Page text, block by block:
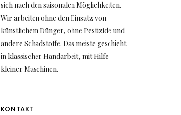
sich nach den saisonalen Möglichkeiten.
Wir arbeiten ohne den Einsatz von
künstlichem Dünger, ohne Pestizide und
andere Schadstoffe. Das meiste geschieht
in klassischer Handarbeit, mit Hilfe
kleiner Maschinen.
KONTAKT